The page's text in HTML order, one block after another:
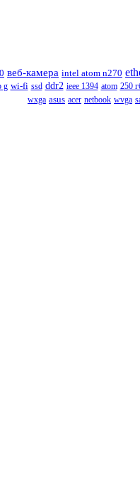
веб-камера intel atom n270
g wi-fi ssd ddr2 ieee 1394 atom 250
wxga asus acer netbook wvga